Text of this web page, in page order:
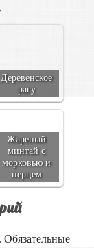
Деревенское
рагу
Жареный
минтай с
морковью и
перцем
Обязательные